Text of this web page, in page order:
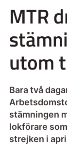
MTR
utom
Bara två
stämningen
lokförare
strejken i